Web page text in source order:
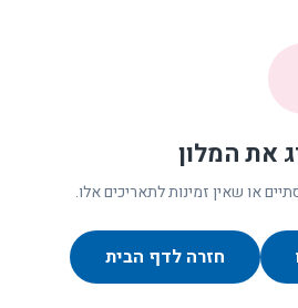
את המלון
או שאין זמינות לתאריכים אלו.
חזרה לדף הבית